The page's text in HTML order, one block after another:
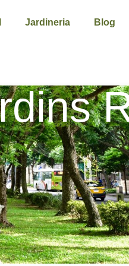
Jardineria Blog